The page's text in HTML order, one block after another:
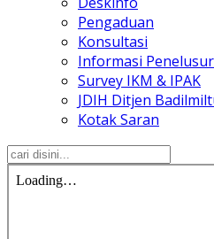
Pengaduan
Konsultasi
Informasi
Survey IKM & IPAK
JDIH Ditjen
Kotak Saran